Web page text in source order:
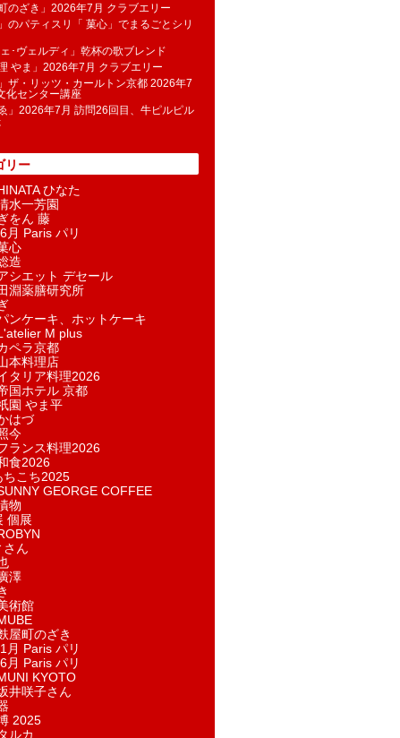
のざき」2026年7月 クラブエリー
のパティスリ「 菓​心」でまるごとシリ
･ヴェルディ」乾杯の歌ブレンド
やま」2026年7月 クラブエリー
ザ・リッツ・カールトン京都 2026年7
化センター講座
」2026年7月 訪問26回目、牛ピルピル
リー
ひなた
水一芳園
をん 藤
月 Paris パリ
心
造
エット デセール
淵薬膳研究所
ケーキ、ホットケーキ
M plus
ペラ京都
本料理店
リア料理2026
ホテル 京都
園 やま平
はづ
今
ンス料理2026
食2026
ちこち2025
GEORGE COFFEE
物
個展
さん
澤
術館
町のざき
月 Paris パリ
月 Paris パリ
KYOTO
井咲子さん
2025
ルカ